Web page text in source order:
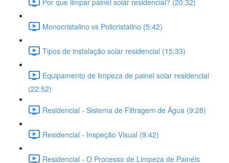
Monocristalino vs Policristalino (5:42)
Tipos de instalação solar residencial (15:33)
Equipamento de limpeza de painel solar residencial
(22:52)
Residencial - Sistema de Filtragem de Água (9:28)
Residencial - Inspeção Visual (9:42)
Residencial - O Processo de Limpeza de Painéis